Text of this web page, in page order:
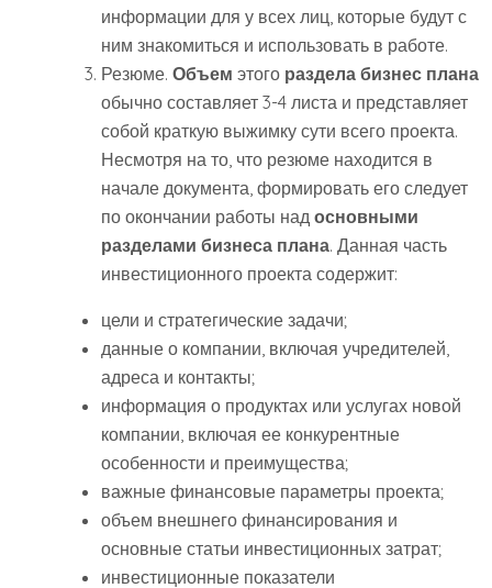
информации для у всех лиц, которые будут с
ним знакомиться и использовать в работе.
Резюме. Объем этого раздела бизнес плана
обычно составляет 3-4 листа и представляет
собой краткую выжимку сути всего проекта.
Несмотря на то, что резюме находится в
начале документа, формировать его следует
по окончании работы над основными
разделами бизнеса плана. Данная часть
инвестиционного проекта содержит:
цели и стратегические задачи;
данные о компании, включая учредителей,
адреса и контакты;
информация о продуктах или услугах новой
компании, включая ее конкурентные
особенности и преимущества;
важные финансовые параметры проекта;
объем внешнего финансирования и
основные статьи инвестиционных затрат;
инвестиционные показатели